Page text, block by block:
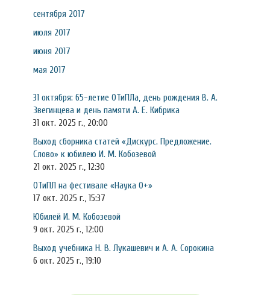
сентября 2017
июля 2017
июня 2017
мая 2017
31 октября: 65-летие ОТиПЛа, день рождения В. А.
Звегинцева и день памяти А. Е. Кибрика
31 окт. 2025 г., 20:00
Выход сборника статей «Дискурс. Предложение.
Слово» к юбилею И. М. Кобозевой
21 окт. 2025 г., 12:30
ОТиПЛ на фестивале «Наука 0+»
17 окт. 2025 г., 15:37
Юбилей И. М. Кобозевой
9 окт. 2025 г., 12:00
Выход учебника Н. В. Лукашевич и А. А. Сорокина
6 окт. 2025 г., 19:10